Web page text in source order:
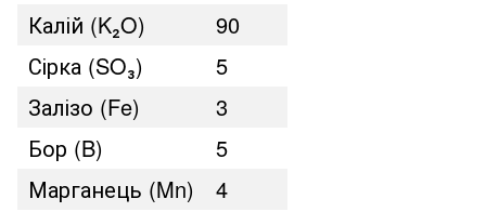
Калій (K₂O)
90
Сірка (SO₃)
5
Залізо (Fe)
3
Бор (B)
5
Марганець (Mn)
4